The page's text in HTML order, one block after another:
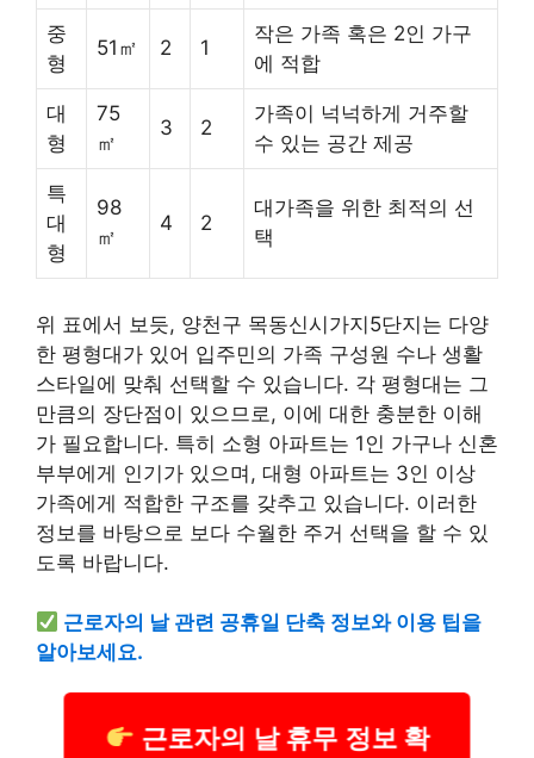
중
형
51㎡ 2 1
작은 가족 혹은 2인 가구
에 적합
대
형
75
㎡
3 2
가족이 넉넉하게 거주할
수 있는 공간 제공
특
대
형
98
㎡
4 2
대가족을 위한 최적의 선
택
위 표에서 보듯, 양천구 목동신시가지5단지는 다양
한 평형대가 있어 입주민의 가족 구성원 수나 생활
스타일에 맞춰 선택할 수 있습니다. 각 평형대는 그
만큼의 장단점이 있으므로, 이에 대한 충분한 이해
가 필요합니다. 특히 소형 아파트는 1인 가구나 신혼
부부에게 인기가 있으며, 대형 아파트는 3인 이상
가족에게 적합한 구조를 갖추고 있습니다. 이러한
정보를 바탕으로 보다 수월한 주거 선택을 할 수 있
도록 바랍니다.
근로자의 날 관련 공휴일 단축 정보와 이용 팁을
알아보세요.
근로자의 날 휴무 정보 확